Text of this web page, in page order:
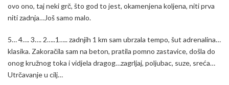
ovo ono, taj neki grč, što god to jest, okamenjena koljena, niti prva
niti zadnja…Još samo malo.
5… 4…. 3…. 2…..1….. zadnjih 1 km sam ubrzala tempo, šut adrenalina…
klasika. Zakoračila sam na beton, pratila pomno zastavice, došla do
onog kružnog toka i vidjela dragog…zagrljaj, poljubac, suze, sreća…
Utrčavanje u cilj…